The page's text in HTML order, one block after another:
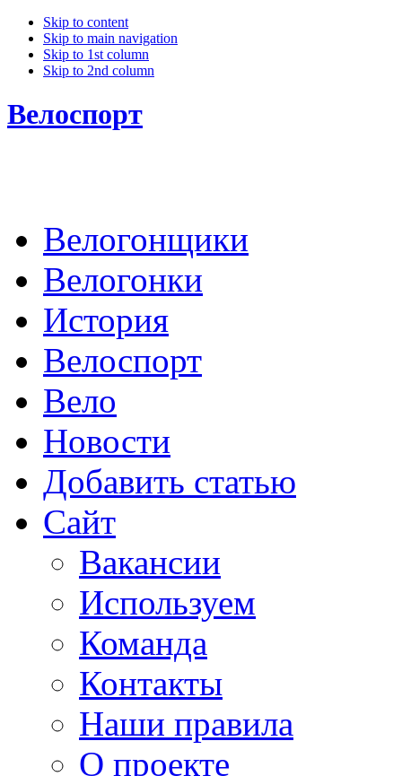
Skip to content
Skip to main navigation
Skip to 1st column
Skip to 2nd column
Велоспорт
Велогонщики
Велогонки
История
Велоспорт
Вело
Новости
Добавить статью
Сайт
Вакансии
Используем
Команда
Контакты
Наши правила
О проекте